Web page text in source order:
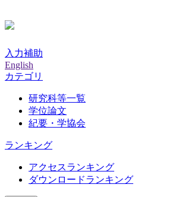
入力補助
English
カテゴリ
研究科等一覧
学位論文
紀要・学協会
ランキング
アクセスランキング
ダウンロードランキング